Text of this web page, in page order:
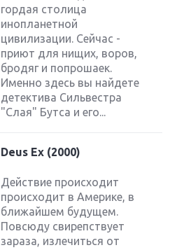
гордая столица
инопланетной
цивилизации. Сейчас -
приют для нищих, воров,
бродяг и попрошаек.
Именно здесь вы найдете
детектива Сильвестра
"Слая" Бутса и его...
Deus Ex (2000)
Действие происходит
происходит в Америке, в
ближайшем будущем.
Повсюду свирепствует
зараза, излечиться от